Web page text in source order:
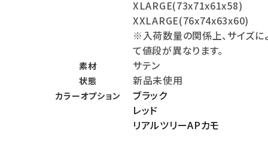
XLARGE(73x71x61x58)
XXLARGE(76x74x63x60)
※入荷数量の関係上、サイズに
て値段が異なります。
素材 サテン
状態 新品未使用
カラーオプション
ブラック
レッド
リアルツリーAPカモ